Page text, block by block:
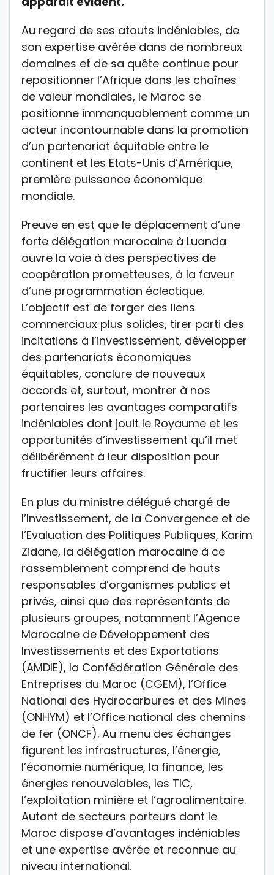
Au regard de ses atouts indéniables, de
son expertise avérée dans de nombreux
domaines et de sa quête continue pour
repositionner l’Afrique dans les chaînes
de valeur mondiales, le Maroc se
positionne immanquablement comme un
acteur incontournable dans la promotion
d’un partenariat équitable entre le
continent et les Etats-Unis d’Amérique,
première puissance économique
mondiale.
Preuve en est que le déplacement d’une
forte délégation marocaine à Luanda
ouvre la voie à des perspectives de
coopération prometteuses, à la faveur
d’une programmation éclectique.
L’objectif est de forger des liens
commerciaux plus solides, tirer parti des
incitations à l’investissement, développer
des partenariats économiques
équitables, conclure de nouveaux
accords et, surtout, montrer à nos
partenaires les avantages comparatifs
indéniables dont jouit le Royaume et les
opportunités d’investissement qu’il met
délibérément à leur disposition pour
fructifier leurs affaires.
En plus du ministre délégué chargé de
l’Investissement, de la Convergence et de
l’Evaluation des Politiques Publiques, Karim
Zidane, la délégation marocaine à ce
rassemblement comprend de hauts
responsables d’organismes publics et
privés, ainsi que des représentants de
plusieurs groupes, notamment l’Agence
Marocaine de Développement des
Investissements et des Exportations
(AMDIE), la Confédération Générale des
Entreprises du Maroc (CGEM), l’Office
National des Hydrocarbures et des Mines
(ONHYM) et l’Office national des chemins
de fer (ONCF). Au menu des échanges
figurent les infrastructures, l’énergie,
l’économie numérique, la finance, les
énergies renouvelables, les TIC,
l’exploitation minière et l’agroalimentaire.
Autant de secteurs porteurs dont le
Maroc dispose d’avantages indéniables
et une expertise avérée et reconnue au
niveau international.